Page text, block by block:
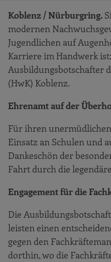
Koblenz / Nürburgring.
modernen
Jugendlichen auf
Karriere im Handwerk
Ausbildungsbotschafter
(HwK) Koblenz.
Ehrenamt auf der
Für ihren
Einsatz an Schulen und
Dankeschön der
Fahrt durch die
Engagement für die
Die
leisten einen
gegen den
dorthin, wo die